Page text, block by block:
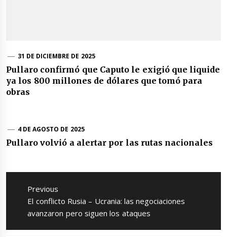
31 DE DICIEMBRE DE 2025
Pullaro confirmó que Caputo le exigió que liquide
ya los 800 millones de dólares que tomó para
obras
4 DE AGOSTO DE 2025
Pullaro volvió a alertar por las rutas nacionales
Navegación
entradas
Previous
Previous
post:
El conflicto Rusia – Ucrania: las negociaciones
avanzaron pero siguen los ataques